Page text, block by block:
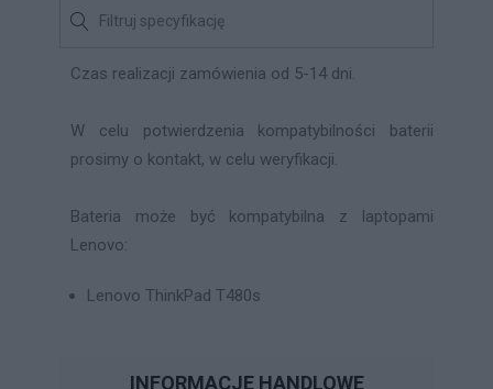
Czas realizacji zamówienia od 5-14 dni.
W celu potwierdzenia kompatybilności baterii
prosimy o kontakt, w celu weryfikacji.
Bateria może być kompatybilna z laptopami
Lenovo:
Lenovo ThinkPad T480s
INFORMACJE HANDLOWE